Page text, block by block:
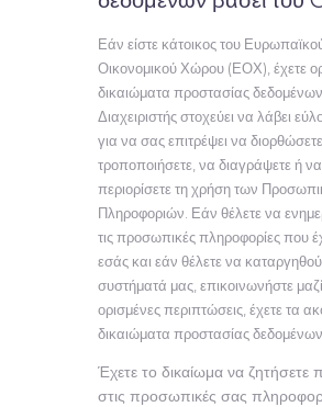
Εάν είστε κάτοικος του
Οικονομικού Χώρου (ΕΟΧ), έχετε
δικαιώματα προστασίας
Διαχειριστής στοχεύει να λάβει
για να σας επιτρέψει να
τροποποιήσετε, να διαγράψετε ή να
περιορίσετε τη χρήση των
Πληροφοριών. Εάν θέλετε να
τις προσωπικές πληροφορίες που
εσάς και εάν θέλετε να
συστήματά μας, επικοινωνήστε
ορισμένες περιπτώσεις, έχετε τα
δικαιώματα προστασίας
Έχετε το δικαίωμα να
στις προσωπικές σας